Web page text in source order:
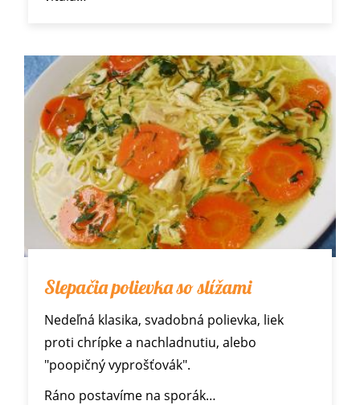
Slepačia polievka so slížami
Nedeľná klasika, svadobná polievka, liek
proti chrípke a nachladnutiu, alebo
"poopičný vyprošťovák".
Ráno postavíme na sporák…